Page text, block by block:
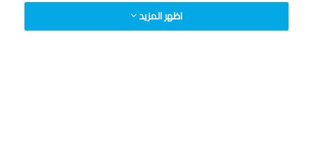
توفرها هذه المنظومة الإلكترونية الجديدة، ورفع كفاءة
الإنفاق العام، وتحقيق الانضباط المالى.
اظهر المزيد